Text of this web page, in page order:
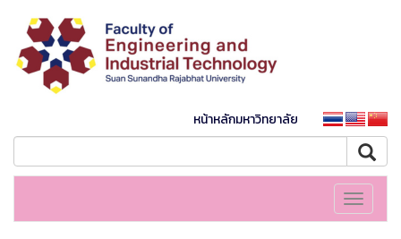
หน้าหลักมหาวิทยาลัย
Toggle